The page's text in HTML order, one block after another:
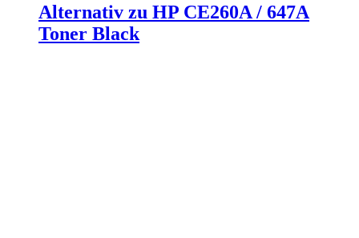
Alternativ zu HP CE260A / 647A
Toner Black